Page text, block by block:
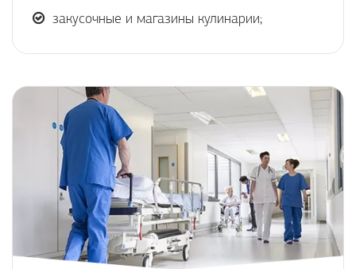
закусочные и магазины кулинарии;